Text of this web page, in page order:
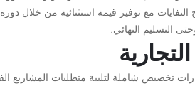
مع توفير قيمة استثنائية من خلال
التسليم النهائي.
تخصيص شاملة لتلبية متطلبات المشاريع